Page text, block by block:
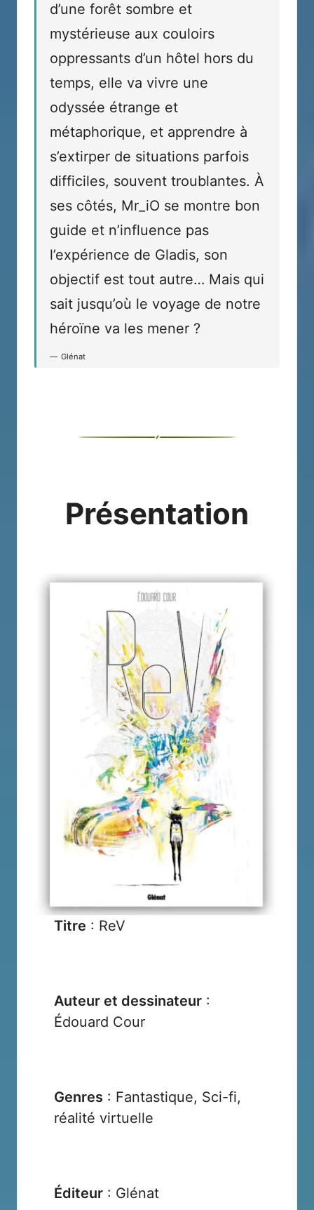
d’une forêt sombre et
mystérieuse aux couloirs
oppressants d’un hôtel hors du
temps, elle va vivre une
odyssée étrange et
métaphorique, et apprendre à
s’extirper de situations parfois
difficiles, souvent troublantes. À
ses côtés, Mr_iO se montre bon
guide et n’influence pas
l’expérience de Gladis, son
objectif est tout autre… Mais qui
sait jusqu’où le voyage de notre
héroïne va les mener ?
Glénat
Présentation
Titre : ReV
Auteur et dessinateur :
Édouard Cour
Genres : Fantastique, Sci-fi,
réalité virtuelle
Éditeur : Glénat